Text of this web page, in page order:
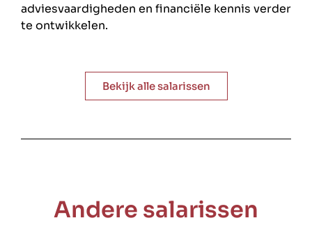
adviesvaardigheden en financiële kennis verder
te ontwikkelen.
Bekijk alle salarissen
Andere salarissen